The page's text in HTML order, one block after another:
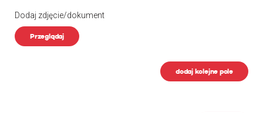
Dodaj zdjęcie/dokument
Przeglądaj
dodaj kolejne pole